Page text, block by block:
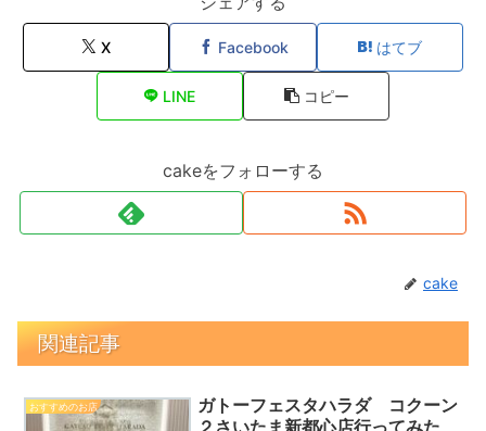
X Facebook はてブ
LINE コピー
cakeをフォローする
cake
関連記事
おすすめのお店
ガトーフェスタハラダ コクーン
２さいたま新都心店行ってみた